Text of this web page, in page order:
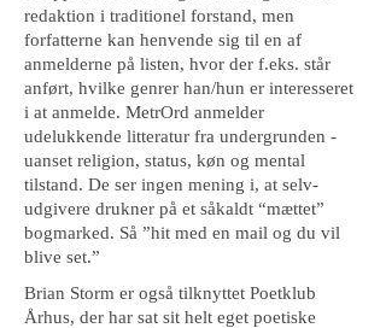
redaktion i traditionel forstand, men
forfatterne kan henvende sig til en af
anmelderne på listen, hvor der f.eks. står
anført, hvilke genrer han/hun er interesseret
i at anmelde. MetrOrd anmelder
udelukkende litteratur fra undergrunden -
uanset religion, status, køn og mental
tilstand. De ser ingen mening i, at selv-
udgivere drukner på et såkaldt “mættet”
bogmarked. Så ”hit med en mail og du vil
blive set.”
Brian Storm er også tilknyttet Poetklub
Århus, der har sat sit helt eget poetiske